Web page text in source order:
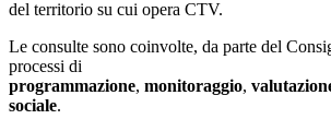
del territorio su cui opera CTV.
Le consulte sono coinvolte, da parte del
processi di
programmazione, monitoraggio,
sociale.